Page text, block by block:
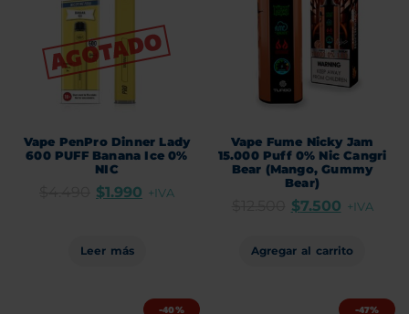
Vape PenPro Dinner Lady
600 PUFF Banana Ice 0%
NIC
$1.990 +IVA
Leer más
Vape Fume Nicky Jam
15.000 Puff 0% Nic Cangri
Bear (Mango, Gummy
Bear)
$7.500 +IVA
Agregar al carrito
-40% -47%